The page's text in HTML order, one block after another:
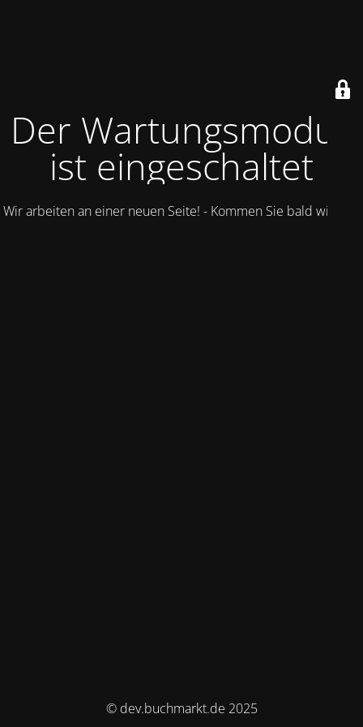
Der Wartungsmodus
ist eingeschaltet
Wir arbeiten an einer neuen Seite! - Kommen Sie bald wieder.
© dev.buchmarkt.de 2025